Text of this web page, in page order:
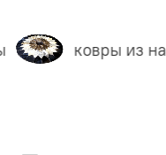
ковры из